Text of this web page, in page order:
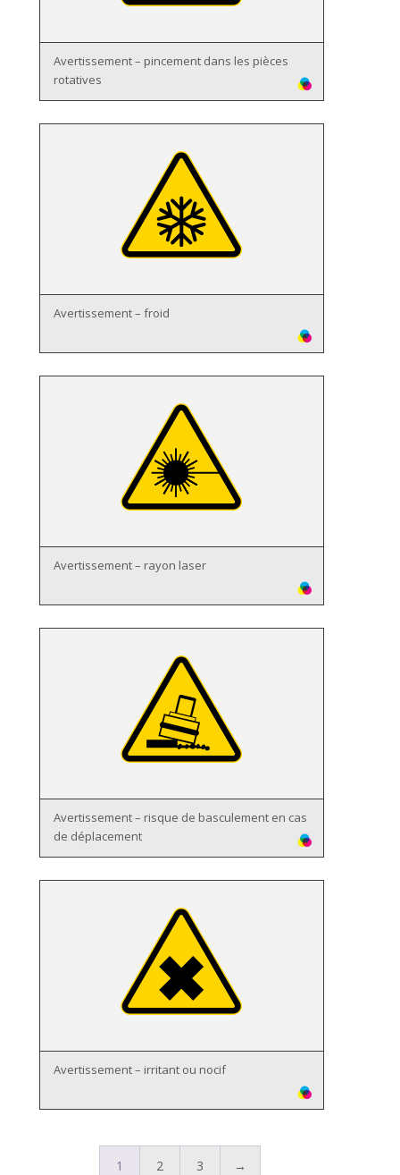
Avertissement – pincement dans les pièces
rotatives
Avertissement – froid
Avertissement – rayon laser
Avertissement – risque de basculement en cas
de déplacement
Avertissement – irritant ou nocif
1 2 3 →